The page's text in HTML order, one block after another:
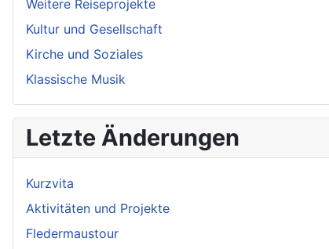
Weitere Reiseprojekte
Kultur und Gesellschaft
Kirche und Soziales
Klassische Musik
Letzte Änderungen
Kurzvita
Aktivitäten und Projekte
Fledermaustour